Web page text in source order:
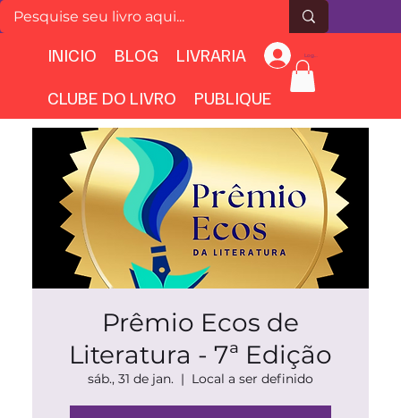
INICIO BLOG
LIVRARIA
CLUBE DO LIVRO
PUBLIQUE
Login
Prêmio Ecos de
Literatura - 7ª Edição
sáb., 31 de jan.
  |
Local a ser definido